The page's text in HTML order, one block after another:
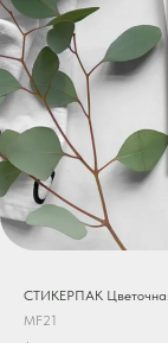
СТИКЕРПАК
MF21